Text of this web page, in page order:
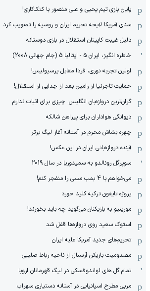
پایان بازی تیم یحیی و علی منصور با کتک‌کاری!
سنای آمریکا لایحه تحریم ایران و روسیه را تصویب کرد
دلیل غیبت کاپیتان استقلال در بازی دوستانه
خاطره انگیز، ایران 5 - ایتالیا 5 (جام جهانی 2008)
اولین تجربه نوری، فردا مقابل پرسپولیس!
حمایت تاجرنیا از رامین بعد از جدایی از استقلال!
گران‌ترین دروازه‌بان انگلیس: چیزی برای اثبات ندارم
دیوانگی هواداران برای پیراهن شالکه
چهره بشاش محرم در آستانه آغاز لیگ برتر
آینده دروازه‌بانی ایران در این عکس!
سوپرگل رونالدو به سمپدوریا در سال 2019
می‌خواهم با 4 بمب مسی را منفجر کنم!
پروژه تایفون ترکیه کلید خورد
مورینیو به بازیکنان می‌گوید چه باید بخورند!
استوک سعید روی دروازه‌ها قفل شد
تحریم‌های جدید آمریکا علیه ایران
مصدومیت بازیکن آرسنال از ناحیه رباط صلیبی
تمام گل های لواندوفسکی در لیگ قهرمانان اروپا
مربی مطرح اسپانیایی در آستانه دستیاری سهراب